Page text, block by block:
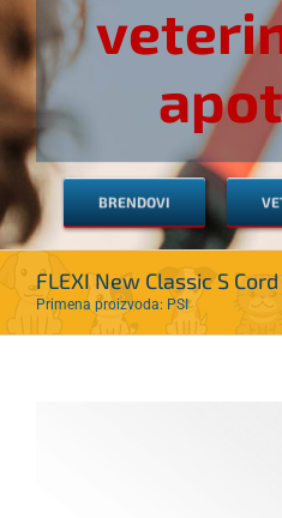
BRENDOVI
FLEXI New Classic S
Primena proizvoda: PSI